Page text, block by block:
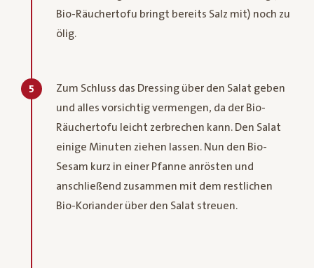
Bio-Räuchertofu bringt bereits Salz mit) noch zu
ölig.
5
Zum Schluss das Dressing über den Salat geben
und alles vorsichtig vermengen, da der Bio-
Räuchertofu leicht zerbrechen kann. Den Salat
einige Minuten ziehen lassen. Nun den Bio-
Sesam kurz in einer Pfanne anrösten und
anschließend zusammen mit dem restlichen
Bio-Koriander über den Salat streuen.